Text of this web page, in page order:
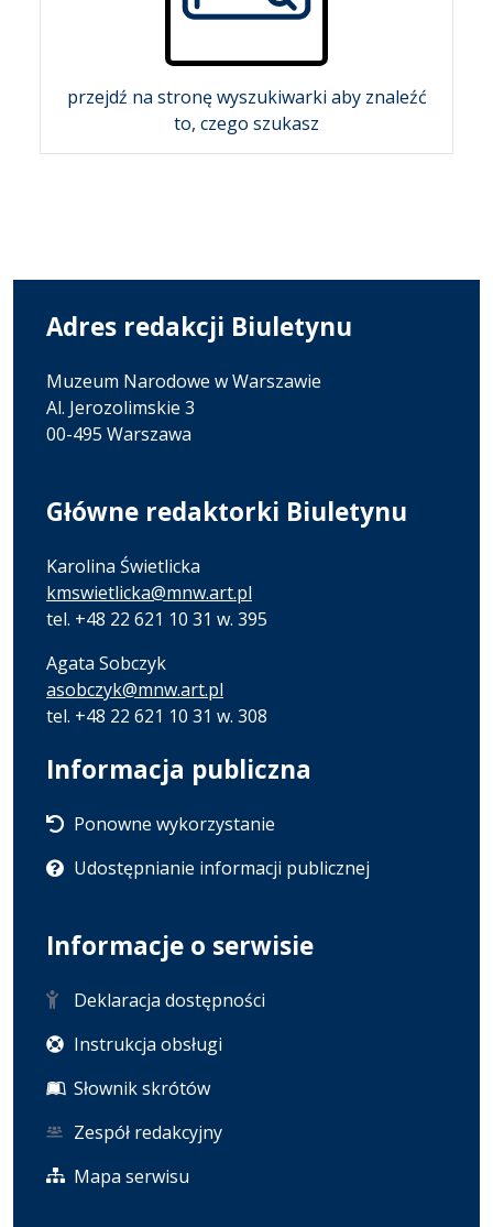
przejdź na stronę wyszukiwarki aby znaleźć
to, czego szukasz
Adres redakcji Biuletynu
Muzeum Narodowe w Warszawie
Al. Jerozolimskie 3
00-495 Warszawa
Główne redaktorki Biuletynu
Karolina Świetlicka
kmswietlicka@mnw.art.pl
tel. +48 22 621 10 31 w. 395
Agata Sobczyk
asobczyk@mnw.art.pl
tel. +48 22 621 10 31 w. 308
Informacja publiczna
Ponowne wykorzystanie
Udostępnianie informacji publicznej
Informacje o serwisie
Deklaracja dostępności
Instrukcja obsługi
Słownik skrótów
Zespół redakcyjny
Mapa serwisu